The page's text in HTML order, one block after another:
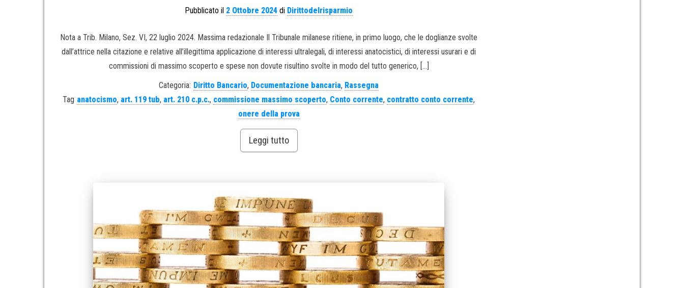
Pubblicato il 2 Ottobre 2024 di Dirittodelrisparmio
Nota a Trib. Milano, Sez. VI, 22 luglio 2024. Massima redazionale Il Tribunale milanese ritiene, in primo luogo, che le doglianze svolte
dall’attrice nella citazione e relative all’illegittima applicazione di interessi ultralegali, di interessi anatocistici, di interessi usurari e di
commissioni di massimo scoperto e spese non dovute risultino svolte in modo del tutto generico, […]
Categoria: Diritto Bancario, Documentazione bancaria, Rassegna
Tag anatocismo, art. 119 tub, art. 210 c.p.c., commissione massimo scoperto, Conto corrente, contratto conto corrente,
onere della prova
Leggi tutto